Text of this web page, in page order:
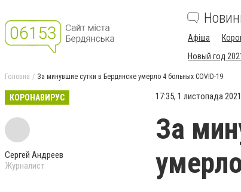
Афіша
Новый год
Головна За минувшие сутки в Бердянске умерло 4 больных COVID-19
КОРОНАВИРУС
Сергей Андреев
Журналист
17:35, 1 листопада 2021
За